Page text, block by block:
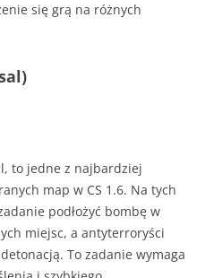
się grą na różnych
to jedne z najbardziej
map w CS 1.6. Na tych
podłożyć bombę w
miejsc, a antyterroryści
To zadanie wymaga